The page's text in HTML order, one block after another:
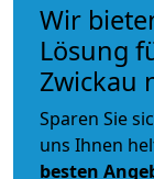
Wir
Lösung
Zwickau
Sparen Sie
uns Ihnen
besten